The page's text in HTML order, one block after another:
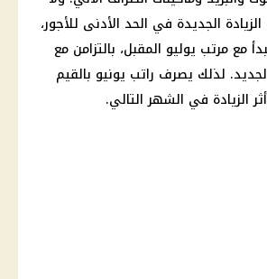
الزيادة الجديدة في الحد الأدنى للأجور،
مع مرتب يوليو المقبل، بالتزامن مع
. لذلك يصرف راتب يونيو بالقيم
الزيادة في الشهر التالي.